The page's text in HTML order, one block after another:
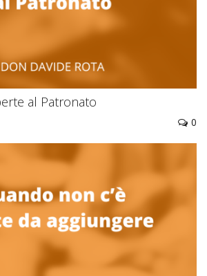
al Patronato
0